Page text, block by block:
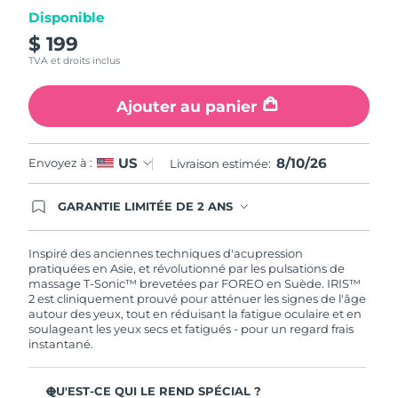
page.
Disponible
$ 199
TVA et droits inclus
Ajouter au panier
Envoyez à : US Livraison estimée: 8/10/26
GARANTIE LIMITÉE DE 2 ANS
FOREO. Cela signifie que si vous rencontrez des
problèmes avec votre appareil pendant les 2 ans
de garantie limitée, FOREO vous remplace ce
dernier gratuitement.
Inspiré des anciennes techniques d'acupression
pratiquées en Asie, et révolutionné par les pulsations de
massage T-Sonic™ brevetées par FOREO en Suède. IRIS™
2 est cliniquement prouvé pour atténuer les signes de l'âge
autour des yeux, tout en réduisant la fatigue oculaire et en
soulageant les yeux secs et fatigués - pour un regard frais
instantané.
QU'EST-CE QUI LE REND SPÉCIAL ?
Turquie
Royaume-Uni Livraison estimée 8/9/26
États-Unis Livraison estimée8/10/26
Ouzbékistan Livraison estimée